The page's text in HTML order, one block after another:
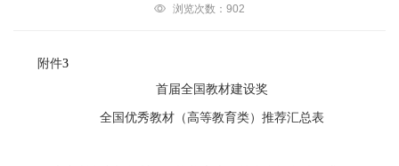
浏览次数： 902
附件3
首届全国教材建设奖
全国优秀教材（高等教育类）推荐汇总表